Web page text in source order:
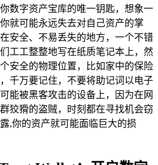
数字资产宝库的唯一钥匙，想象一
就可能永远失去对自己资产的掌
安全、不易丢失的地方，一个不错
工工整整地写在纸质笔记本上，然
安全的物理位置，比如家中的保险
千万要记住，不要将助记词以电子
能被黑客攻击的设备上，因为在网
狡猾的盗贼，时刻都在寻找机会窃
,你的资产就可能面临巨大的损